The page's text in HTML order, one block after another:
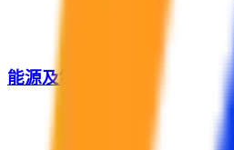
能源及制造业